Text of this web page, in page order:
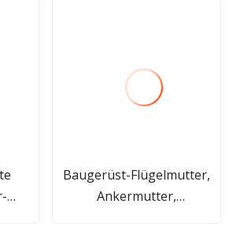
Baugerüst-Flügelmutter,
Ankermutter,